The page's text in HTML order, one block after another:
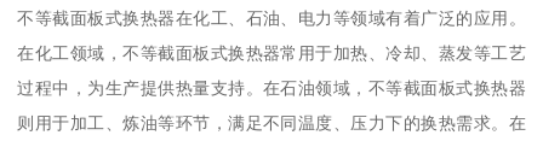
不等截面板式换热器在化工、石油、电力等领域有着广泛的应用。
在化工领域，不等截面板式换热器常用于加热、冷却、蒸发等工艺
过程中，为生产提供热量支持。在石油领域，不等截面板式换热器
则用于加工、炼油等环节，满足不同温度、压力下的换热需求。在